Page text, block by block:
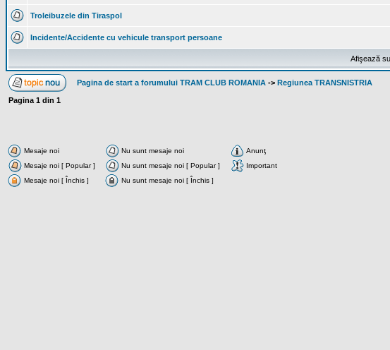
Troleibuzele din Tiraspol
Incidente/Accidente cu vehicule transport persoane
Afişează
Pagina de start a forumului TRAM CLUB ROMANIA -> Regiunea TRANSNISTRIA
Pagina 1 din 1
Mesaje noi Nu sunt mesaje noi
Anunţ
Mesaje noi [ Popular ]
Nu sunt mesaje noi [ Popular ]
Important
Mesaje noi [ Închis ]
Nu sunt mesaje noi [ Închis ]